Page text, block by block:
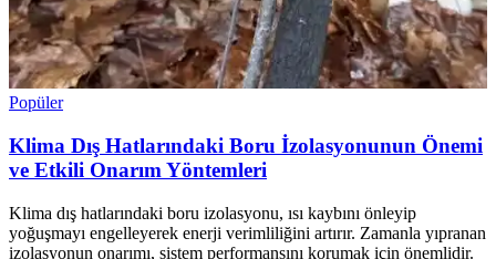
Popüler
Klima Dış Hatlarındaki Boru İzolasyonunun Önemi
ve Etkili Onarım Yöntemleri
Klima dış hatlarındaki boru izolasyonu, ısı kaybını önleyip
yoğuşmayı engelleyerek enerji verimliliğini artırır. Zamanla yıpranan
izolasyonun onarımı, sistem performansını korumak için önemlidir.